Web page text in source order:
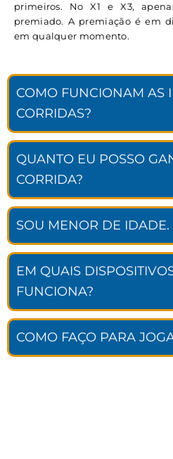
primeiros. No X1 e X3,
premiado. A premiação é em
em qualquer momento.
COMO FUNCIONAM AS
CORRIDAS?
QUANTO EU POSSO
CORRIDA?
SOU MENOR DE IDADE.
EM QUAIS
FUNCIONA?
COMO FAÇO PARA